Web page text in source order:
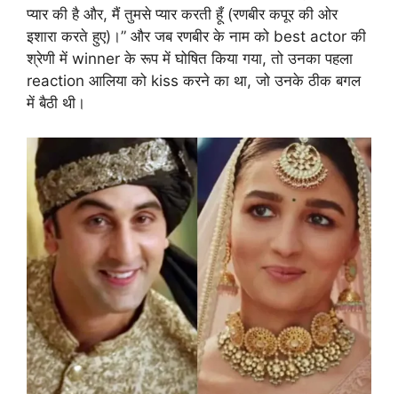
प्यार की है और, मैं तुमसे प्यार करती हूँ (रणबीर कपूर की ओर
इशारा करते हुए)।” और जब रणबीर के नाम को best actor की
श्रेणी में winner के रूप में घोषित किया गया, तो उनका पहला
reaction आलिया को kiss करने का था, जो उनके ठीक बगल
में बैठी थी।